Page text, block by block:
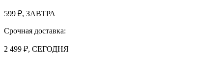
599 ₽, ЗАВТРА
Срочная доставка:
2 499 ₽, СЕГОДНЯ